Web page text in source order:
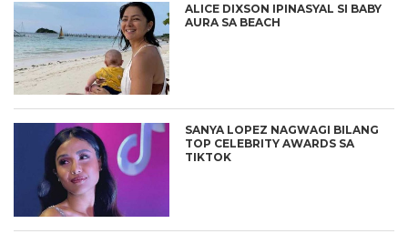
ALICE DIXSON IPINASYAL SI BABY
AURA SA BEACH
SANYA LOPEZ NAGWAGI BILANG
TOP CELEBRITY AWARDS SA
TIKTOK